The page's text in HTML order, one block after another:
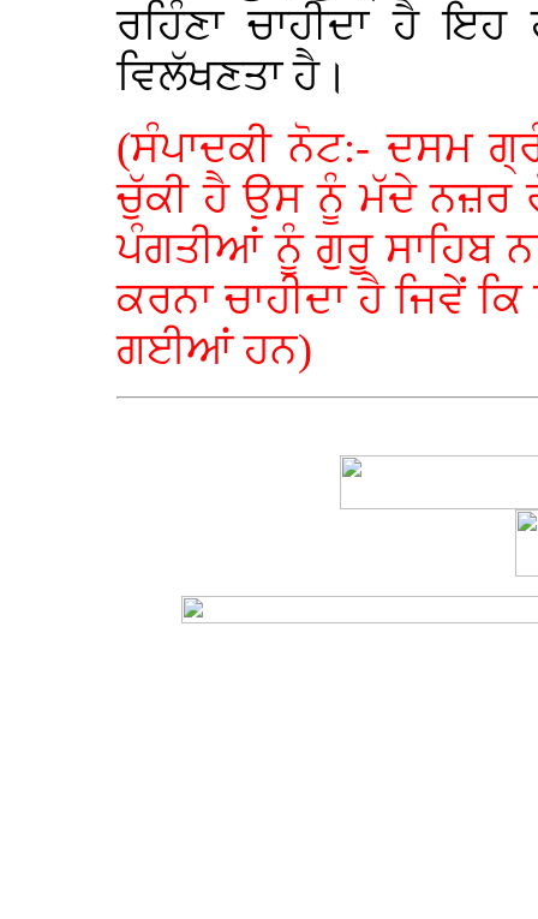
ਰਹਿੰਣਾ ਚਾਹੀਦਾ ਹੈ
ਵਿਲੱਖਣਤਾ ਹੈ।
(ਸੰਪਾਦਕੀ ਨੋਟ:- ਦਸਮ
ਚੁੱਕੀ ਹੈ ਉਸ ਨੂੰ ਮੱਦੇ ਨਜ਼ਰ
ਪੰਗਤੀਆਂ ਨੂੰ ਗੁਰੂ ਸਾਹਿਬ
ਕਰਨਾ ਚਾਹੀਦਾ ਹੈ ਜਿਵੇਂ
ਗਈਆਂ ਹਨ)